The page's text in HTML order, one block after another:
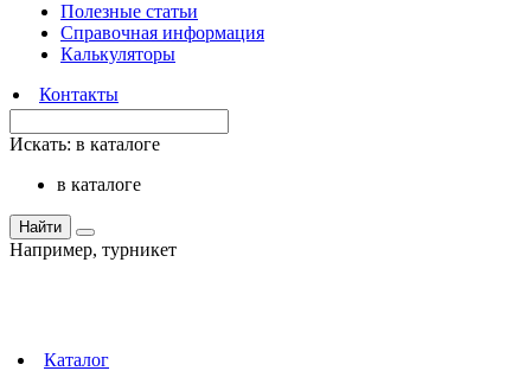
Полезные статьи
Справочная информация
Калькуляторы
Контакты
Искать: в каталоге
в каталоге
Найти
Например, турникет
Каталог